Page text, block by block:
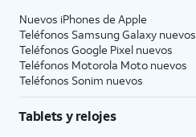
Nuevos iPhones de Apple
Teléfonos Samsung Galaxy nuevos
Teléfonos Google Pixel nuevos
Teléfonos Motorola Moto nuevos
Teléfonos Sonim nuevos
Tablets y relojes